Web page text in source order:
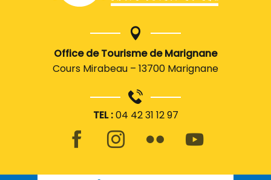
Office de Tourisme de Marignane
Cours Mirabeau – 13700 Marignane
TEL :04 42 31 12 97